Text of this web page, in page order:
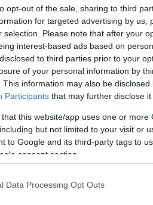
opt-out of the sale, sharing to third
for targeted advertising by us,
selection. Please note that after your
interest-based ads based on
to third parties prior to your
of your personal information by
This information may also be
Participants that may further disclose
that this website/app uses one or
but not limited to your visit or
to Google and its third-party tags to
consent section.
Data Processing Opt Outs
B-1B Lancer, B-2 Spirit
εκτεταμένο
να διατηρήσει τον
έως τη δεκαετία
σχεδίαζε να αποσύρει
του 2030 και
να διατηρήσει
δεκαετίας του 2030.